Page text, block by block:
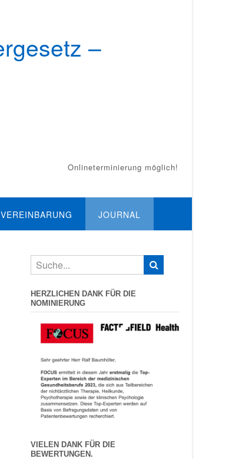
–
Onlineterminierung möglich!
JOURNAL
HERZLICHEN DANK FÜR DIE
NOMINIERUNG
VIELEN DANK FÜR DIE
BEWERTUNGEN.